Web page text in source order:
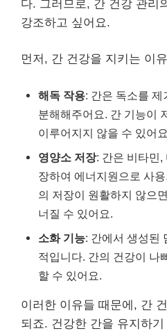
다. 그러므로, 간 건강 관리
강조하고 싶어요.
먼저, 간 건강을 지키는 이
해독 작용: 간은 독소를
분해해주어요. 간 기능이
이루어지지 않을 수 있어요.
영양소 저장: 간은 비타민,
장하여 에너지원으로 사
의 저장이 원활하지 않으
너질 수 있어요.
소화 기능: 간에서 생성된
적입니다. 간의 건강이 나
할 수 있어요.
이러한 이유들 때문에, 간
되죠. 건강한 간을 유지하